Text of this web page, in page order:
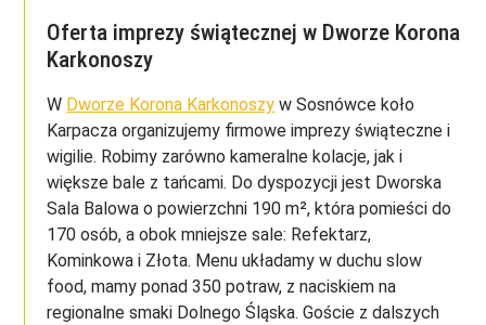
Oferta imprezy świątecznej w Dworze Korona
Karkonoszy
W Dworze Korona Karkonoszy w Sosnówce koło
Karpacza organizujemy firmowe imprezy świąteczne i
wigilie. Robimy zarówno kameralne kolacje, jak i
większe bale z tańcami. Do dyspozycji jest Dworska
Sala Balowa o powierzchni 190 m², która pomieści do
170 osób, a obok mniejsze sale: Refektarz,
Kominkowa i Złota. Menu układamy w duchu slow
food, mamy ponad 350 potraw, z naciskiem na
regionalne smaki Dolnego Śląska. Goście z dalszych